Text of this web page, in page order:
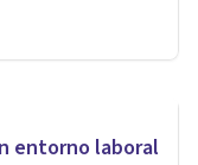
entorno laboral